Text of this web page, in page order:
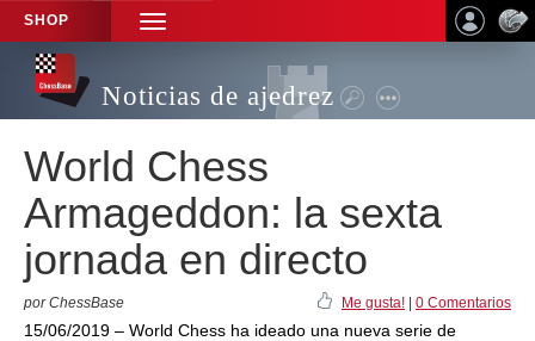
SHOP
TOGGLE
NAVIGATION
Noticias de ajedrez
World Chess
Armageddon: la sexta
jornada en directo
por ChessBase Me gusta! 0 Comentarios
15/06/2019 – World Chess ha ideado una nueva serie de